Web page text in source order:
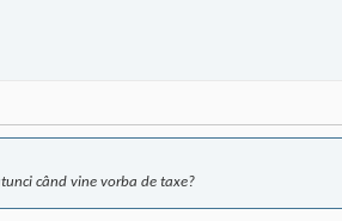
când vine vorba de taxe?